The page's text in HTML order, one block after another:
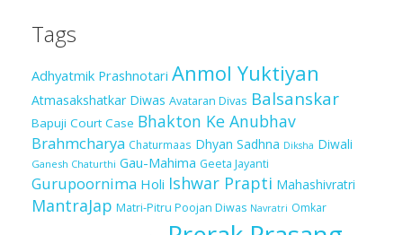
Tags
Adhyatmik Prashnotari Anmol Yuktiyan
Atmasakshatkar Diwas Avataran Divas Balsanskar
Bapuji Court Case Bhakton Ke Anubhav
Brahmcharya Chaturmaas Dhyan Sadhna Diksha Diwali
Ganesh Chaturthi Gau-Mahima Geeta Jayanti
Gurupoornima Holi Ishwar Prapti Mahashivratri
MantraJap Matri-Pitru Poojan Diwas Navratri Omkar